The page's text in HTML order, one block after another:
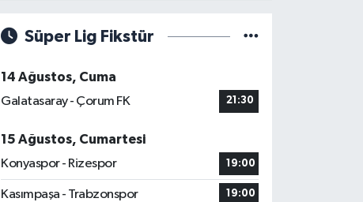
Süper Lig Fikstür
14 Ağustos, Cuma
Galatasaray - Çorum FK
21:30
15 Ağustos, Cumartesi
Konyaspor - Rizespor
19:00
Kasımpaşa - Trabzonspor 19:00